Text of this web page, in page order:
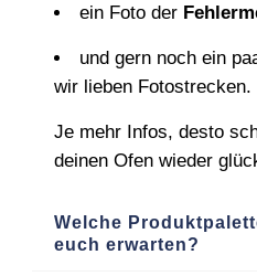
ein Foto der
und gern noch ein
wir lieben Fotostrecken.
Je mehr Infos, desto
deinen Ofen wieder
Welche
euch erwarten?